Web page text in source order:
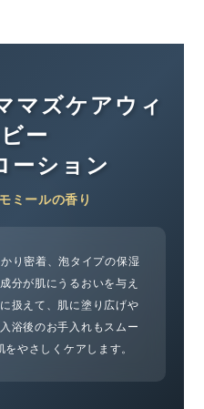
マズケアウィ
ー
ーション
ミールの香り
り密着、泡タイプの保湿
分が肌にうるおいを与え
扱えて、肌に塗り広げや
浴後のお手入れもスムー
やさしくケアします。